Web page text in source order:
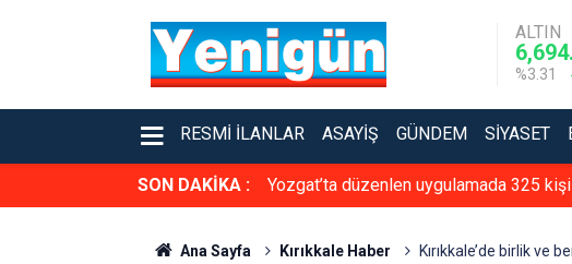
ALTIN
%3.31
RESMI İLANLAR ASAYIŞ GÜNDEM SIYASET
SON DAKİKA : Yozgat’ta düzenlen uygulamada 325
Ana Sayfa Kırıkkale Haber Kırıkkale’de birlik ve